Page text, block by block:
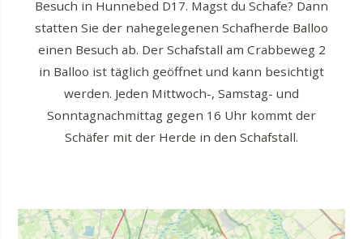
Besuch in Hunnebed D17. Magst du Schafe? Dann
statten Sie der nahegelegenen Schafherde Balloo
einen Besuch ab. Der Schafstall am Crabbeweg 2
in Balloo ist täglich geöffnet und kann besichtigt
werden. Jeden Mittwoch-, Samstag- und
Sonntagnachmittag gegen 16 Uhr kommt der
Schäfer mit der Herde in den Schafstall.